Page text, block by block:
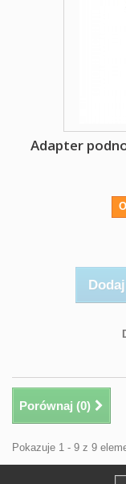
Adapter
Porównaj (0)
Pokazuje 1 - 9 z 9